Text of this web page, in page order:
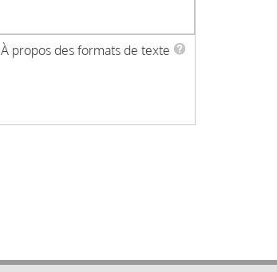
À propos des formats de texte